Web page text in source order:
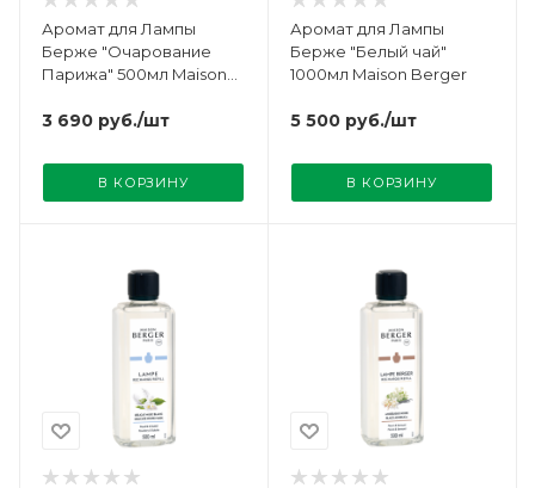
Аромат для Лампы
Берже "Очарование
Парижа" 500мл Maison
3 690 руб./шт
В КОРЗИНУ
Аромат для Лампы
Берже "Белый чай"
1000мл Maison Berger
5 500 руб./шт
В КОРЗИНУ